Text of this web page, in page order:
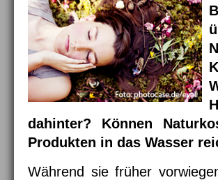
dahinter? Können
Produkten in das Wasser
Während sie früher